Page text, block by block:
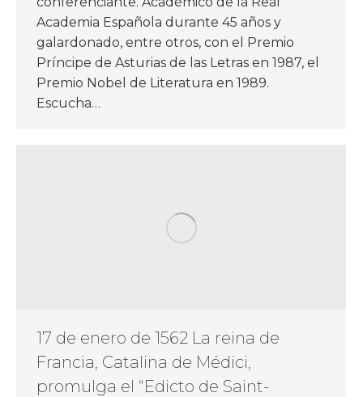
Academia Española durante 45 años y
galardonado, entre otros, con el Premio
Príncipe de Asturias de las Letras en 1987, el
Premio Nobel de Literatura en 1989.
Escucha…
17 de enero de 1562 La reina de
Francia, Catalina de Médici,
promulga el “Edicto de Saint-